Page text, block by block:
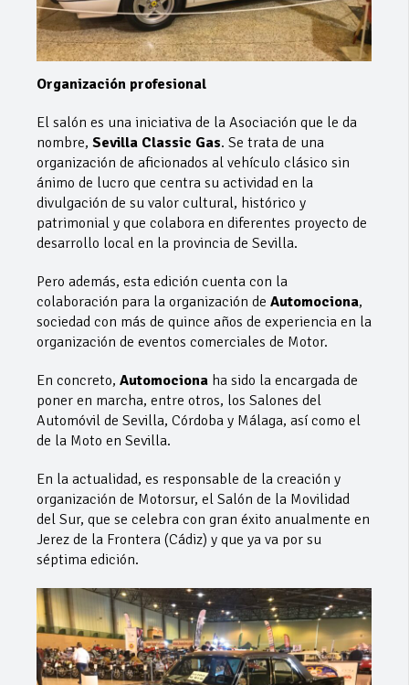
Organización profesional
El salón es una iniciativa de la Asociación que le da
nombre, Sevilla Classic Gas. Se trata de una
organización de aficionados al vehículo clásico sin
ánimo de lucro que centra su actividad en la
divulgación de su valor cultural, histórico y
patrimonial y que colabora en diferentes proyecto de
desarrollo local en la provincia de Sevilla.
Pero además, esta edición cuenta con la
colaboración para la organización de Automociona,
sociedad con más de quince años de experiencia en la
organización de eventos comerciales de Motor.
En concreto, Automociona ha sido la encargada de
poner en marcha, entre otros, los Salones del
Automóvil de Sevilla, Córdoba y Málaga, así como el
de la Moto en Sevilla.
En la actualidad, es responsable de la creación y
organización de Motorsur, el Salón de la Movilidad
del Sur, que se celebra con gran éxito anualmente en
Jerez de la Frontera (Cádiz) y que ya va por su
séptima edición.